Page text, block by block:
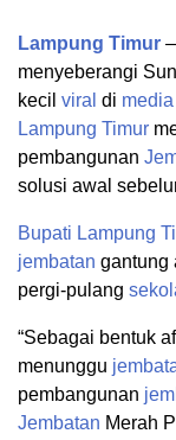
Lampung Timur
menyeberangi
kecil viral di media
Lampung Timur
pembangunan
solusi awal
Bupati Lampung
jembatan gantung
pergi-pulang
“Sebagai bentuk
menunggu
pembangunan
Jembatan Merah